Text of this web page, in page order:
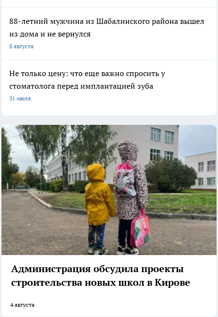
88-летний мужчина из Шабалинского района вышел
из дома и не вернулся
8 августа
Не только цену: что еще важно спросить у
стоматолога перед имплантацией зуба
31 июля
Администрация обсудила проекты
строительства новых школ в Кирове
4 августа